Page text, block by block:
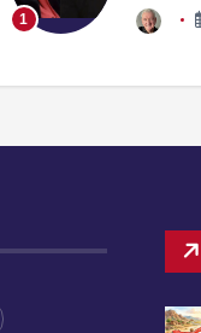
17 Ocak 2025